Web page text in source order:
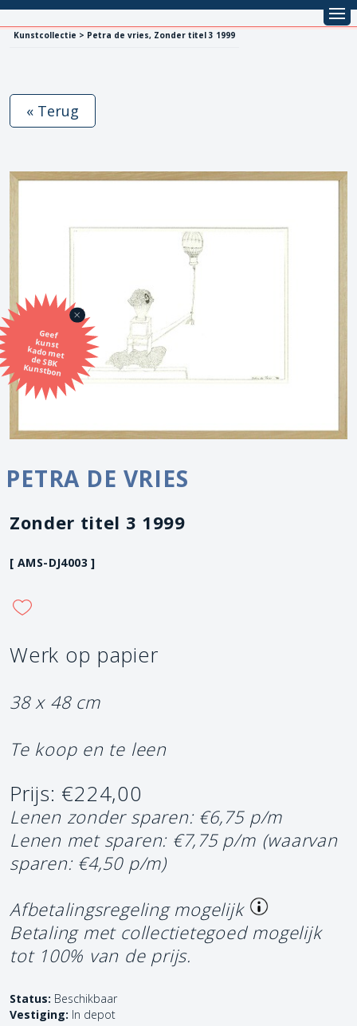
Kunstcollectie > Petra de vries, Zonder titel 3 1999
Geef
kunst
kado met
de SBK
Kunstbon
« Terug
PETRA DE VRIES
Zonder titel 3 1999
[ AMS-DJ4003 ]
Werk op papier
38 x 48 cm
Te koop en te leen
Prijs: €224,00
Lenen zonder sparen: €6,75 p/m
Lenen met sparen: €7,75 p/m (waarvan
sparen: €4,50 p/m)
Afbetalingsregeling mogelijk
Betaling met collectietegoed mogelijk
tot 100% van de prijs.
Status: Beschikbaar
Vestiging: In depot